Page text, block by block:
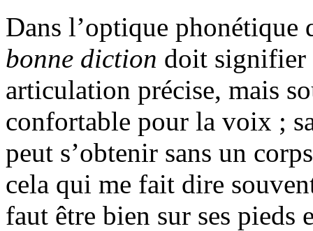
Dans l’optique phonétique
bonne diction doit signifier
articulation précise, mais
confortable pour la voix ;
peut s’obtenir sans un
cela qui me fait dire
faut être bien sur ses pieds